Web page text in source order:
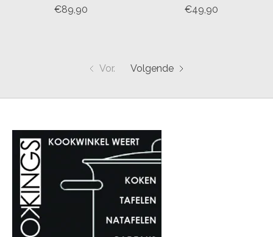
€89,90
€49,90
Vor. Volgende